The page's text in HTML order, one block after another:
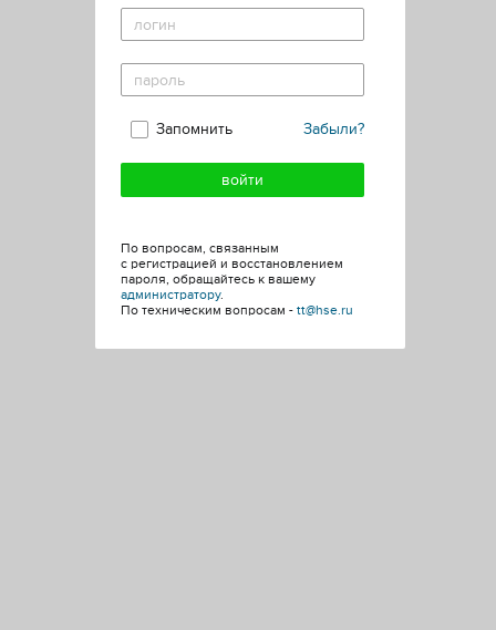
Забыли?
Запомнить
По вопросам, связанным
с регистрацией и восстановлением
пароля, обращайтесь к вашему
администратору.
По техническим вопросам - tt@hse.ru